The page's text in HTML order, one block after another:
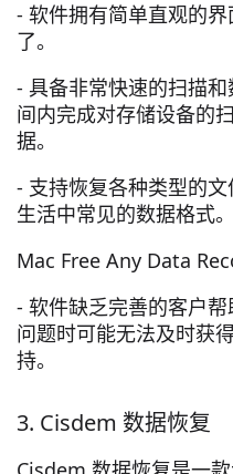
- 软件拥有简单直观的
了。
- 具备非常快速的扫描
间内完成对存储设备的
据。
- 支持恢复各种类型的
生活中常见的数据格式。
Mac Free Any Data
- 软件缺乏完善的客户
问题时可能无法及时获
持。
3. Cisdem 数据恢复